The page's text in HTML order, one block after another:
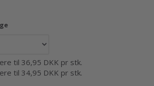
til 36,95 DKK pr stk.
til 34,95 DKK pr stk.